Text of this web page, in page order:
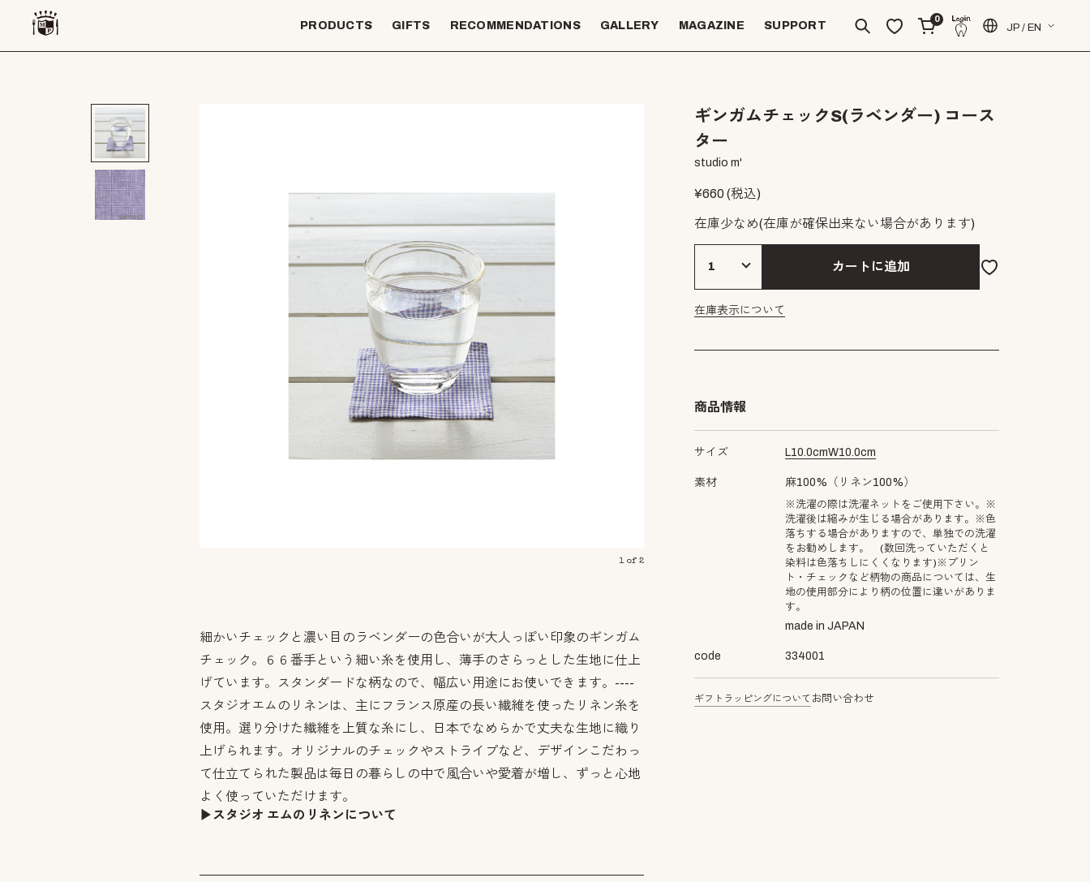
PRODUCTS GIFTS RECOMMENDATIONS GALLERY MAGAZINE SUPPORT
0
JP / EN
1of 2
ギンガムチェックS(ラベンダー) コース
ター
studio m'
¥660(税込)
在庫少なめ(在庫が確保出来ない場合があります)
カートに追加
在庫表示について
商品情報
サイズ L10.0cmW10.0cm
素材 麻100%（リネン100%）
※洗濯の際は洗濯ネットをご使用下さい。※
洗濯後は縮みが生じる場合があります。※色
落ちする場合がありますので、単独での洗濯
をお勧めします。 (数回洗っていただくと
染料は色落ちしにくくなります)※プリン
ト・チェックなど柄物の商品については、生
地の使用部分により柄の位置に違いがありま
す。
made in JAPAN
code 334001
ギフトラッピングについて お問い合わせ
細かいチェックと濃い目のラベンダーの色合いが大人っぽい印象のギンガム
チェック。６６番手という細い糸を使用し、薄手のさらっとした生地に仕上
げています。スタンダードな柄なので、幅広い用途にお使いできます。----
スタジオエムのリネンは、主にフランス原産の長い繊維を使ったリネン糸を
使用。選り分けた繊維を上質な糸にし、日本でなめらかで丈夫な生地に織り
上げられます。オリジナルのチェックやストライプなど、デザインこだわっ
て仕立てられた製品は毎日の暮らしの中で風合いや愛着が増し、ずっと心地
よく使っていただけます。
▶︎スタジオ エムのリネンについて